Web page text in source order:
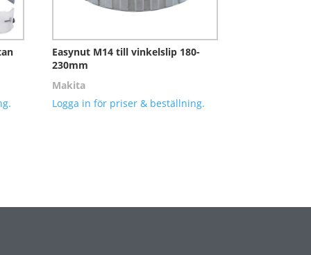
Easynut M14 till vinkelslip 180-
230mm
Makita
Logga in för priser & beställning.